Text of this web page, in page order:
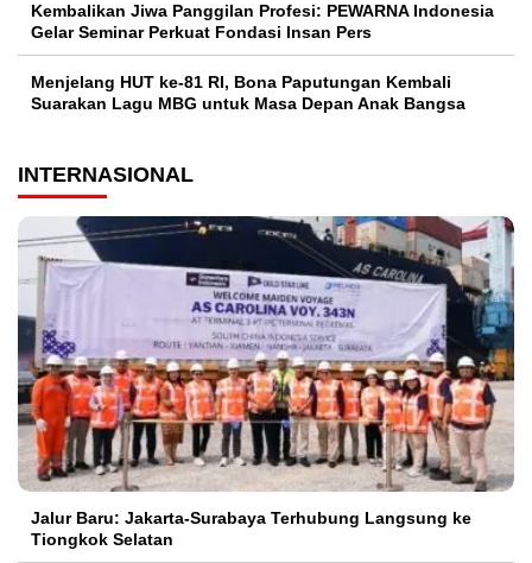
Kembalikan Jiwa Panggilan Profesi: PEWARNA Indonesia
Gelar Seminar Perkuat Fondasi Insan Pers
Menjelang HUT ke-81 RI, Bona Paputungan Kembali
Suarakan Lagu MBG untuk Masa Depan Anak Bangsa
INTERNASIONAL
Jalur Baru: Jakarta-Surabaya Terhubung Langsung ke
Tiongkok Selatan